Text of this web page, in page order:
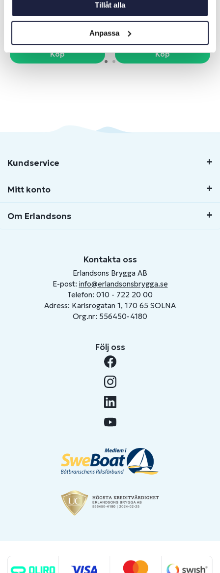
Tillåt alla
Anpassa
Köp
3 495 kr
Köp
Kundservice
Mitt konto
Om Erlandsons
Kontakta oss
Erlandsons Brygga AB
E-post: info@erlandsonsbrygga.se
Telefon: 010 - 722 20 00
Adress: Karlsrogatan 1, 170 65 SOLNA
Org.nr: 556450-4180
Följ oss